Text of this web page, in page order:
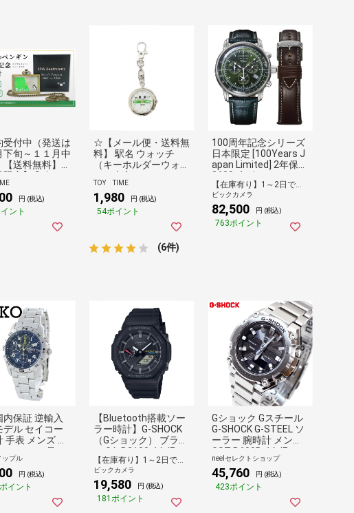
受付中（発送は
下旬～１１月中
送料無料】
限定】 Suicaの
ン 25周年記
時計 シリア
バープレート付
円 (税込)
ント
☆【メール便・送料無
料】 駅名 ウォッチ
（キーホルダーウォッ
チ）東京
TOY TIME
1,980 円 (税込)
54ポイント
(6件)
100周年記念シリーズ
日本限定 [100Years J
apan Limited] 2年保証
8680-4 グリーン（ベ
ルト：グリーン＆ブラ
ウン） [正規品] 【代金
引換配送不可】
【在庫有り】1～2日で出荷予定(日付指定可)
ビックカメラ
82,500 円 (税込)
763ポイント
内保証 逆輸入
デル セイコー
手表 メンズ 父
ディース 母の
クロノグラフ
く濃いメタリ
ルー 青色 小ぶ
かっこいい時
安定 SEIKO ポ
ップル
円 (税込)
イント
【Bluetooth搭載ソー
ラー時計】G-SHOCK
（Gショック） ブラッ
ク GA-B2100-1AJF
【代金引換配送不可】
【在庫有り】1～2日で出荷予定(日付指定可)
ビックカメラ
19,580 円 (税込)
181ポイント
Gショック Gスチール
G-SHOCK G-STEEL ソ
ーラー 腕時計 メンズ
GST-B600D-1AJF ジ
ーショック
neelセレクトショップ
45,760 円 (税込)
423ポイント